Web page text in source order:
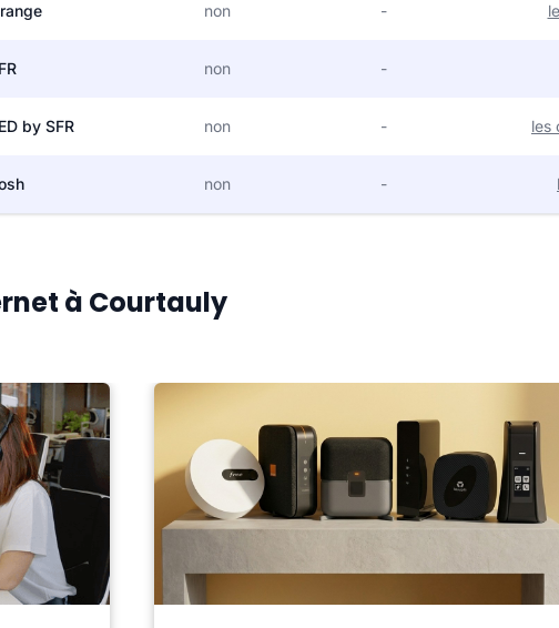
non -
non -
by SFR non - les
non -
à Courtauly